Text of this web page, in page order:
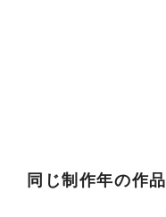
同じ制作年の作品